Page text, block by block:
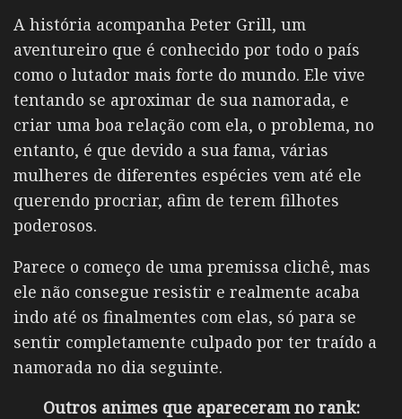
A história acompanha Peter Grill, um
aventureiro que é conhecido por todo o país
como o lutador mais forte do mundo. Ele vive
tentando se aproximar de sua namorada, e
criar uma boa relação com ela, o problema, no
entanto, é que devido a sua fama, várias
mulheres de diferentes espécies vem até ele
querendo procriar, afim de terem filhotes
poderosos.
Parece o começo de uma premissa clichê, mas
ele não consegue resistir e realmente acaba
indo até os finalmentes com elas, só para se
sentir completamente culpado por ter traído a
namorada no dia seguinte.
Outros animes que apareceram no rank: